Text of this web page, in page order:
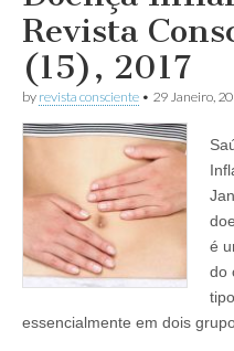
Revista
(15), 2017
by revista consciente • 29 Janeiro,
é
do
essencialmente em dois